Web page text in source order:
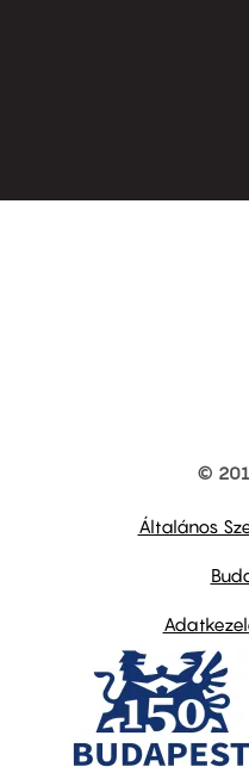
©
Általános